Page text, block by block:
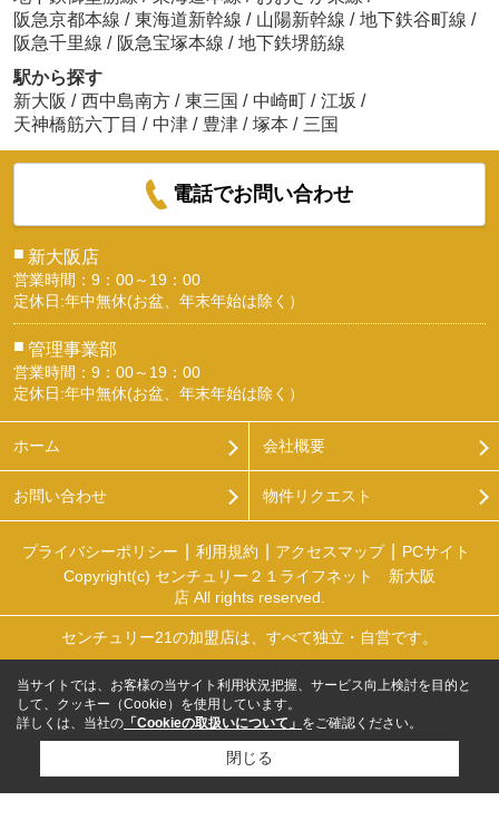
阪急京都本線 / 東海道新幹線 / 山陽新幹線 / 地下鉄谷町線 /
阪急千里線 / 阪急宝塚本線 / 地下鉄堺筋線
駅から探す
新大阪 / 西中島南方 / 東三国 / 中崎町 / 江坂 /
天神橋筋六丁目 / 中津 / 豊津 / 塚本 / 三国
電話でお問い合わせ
■ 新大阪店
営業時間：9：00～19：00
定休日:年中無休(お盆、年末年始は除く）
■ 管理事業部
営業時間：9：00～19：00
定休日:年中無休(お盆、年末年始は除く）
ホーム 会社概要
お問い合わせ 物件リクエスト
プライバシーポリシー 利用規約 アクセスマップ
PCサイト
Copyright(c) センチュリー２１ライフネット 新大阪
店 All rights reserved.
センチュリー21の加盟店は、すべて独立・自営です。
当サイトでは、お客様の当サイト利用状況把握、サービス向上検討を目的と
して、クッキー（Cookie）を使用しています。
詳しくは、当社の 「Cookieの取扱いについて」 をご確認ください。
閉じる